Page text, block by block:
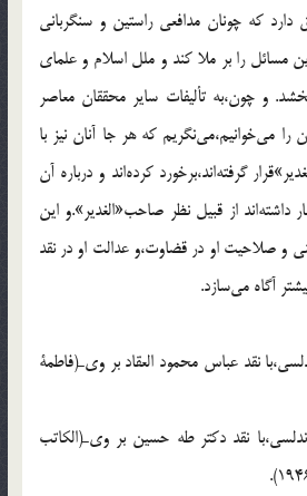
كه چونان مدافعى راستين و سنگربانى
مسائل را بر ملا كند و ملل اسلام و علماى
و چون،به تأليفات ساير محققان معاصر
مى‌خوانيم،مى‌نگريم كه هر جا آنان نيز با
گرفته‌اند،برخورد كرده‌اند و درباره آن
داشته‌اند از قبيل نظر صاحب«الغدير».و اين
و صلاحيت او در قضاوت،و عدالت او در نقد
آگاه مى‌سازد.
حزم اندلسى،با نقد عباس محمود العقاد بر وىـ(فاطمة
ابن حزم اندلسى،با نقد دكتر طه حسين بر وىـ(الكاتب